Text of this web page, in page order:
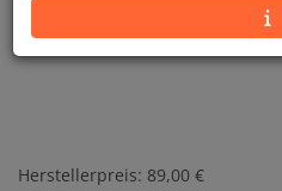
Herstellerpreis: 89,00 €